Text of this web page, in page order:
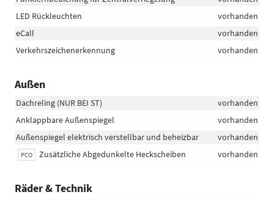
LED Rückleuchten
vorhanden
eCall
vorhanden
Verkehrszeichenerkennung
vorhanden
Außen
Dachreling (NUR BEI ST)
vorhanden
Anklappbare Außenspiegel
vorhanden
Außenspiegel elektrisch verstellbar und beheizbar
vorhanden
PCO Zusätzliche Abgedunkelte Heckscheiben vorhanden
Räder & Technik